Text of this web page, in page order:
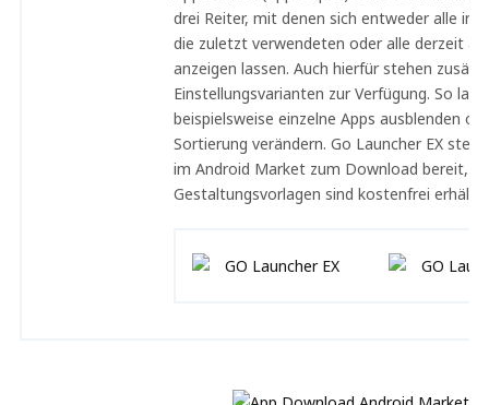
drei Reiter, mit denen sich entweder alle
die zuletzt verwendeten oder alle derzeit
anzeigen lassen. Auch hierfür stehen
Einstellungsvarianten zur Verfügung. So
beispielsweise einzelne Apps ausblenden
Sortierung verändern. Go Launcher EX
im Android Market zum Download bereit,
Gestaltungsvorlagen sind kostenfrei